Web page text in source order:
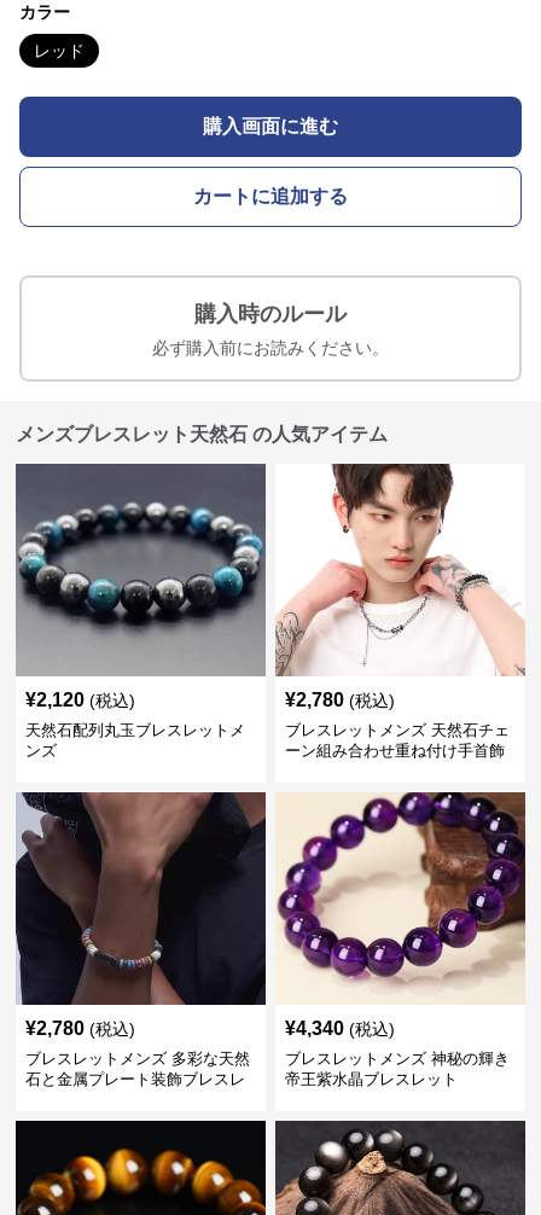
カラー
レッド
購入画面に進む
カートに追加する
購入時のルール
必ず購入前にお読みください。
メンズブレスレット天然石 の人気アイテム
¥2,120 (税込)
天然石配列丸玉ブレスレットメ
ンズ
¥2,780 (税込)
ブレスレットメンズ 天然石チェ
ーン組み合わせ重ね付け手首飾
¥2,780 (税込)
ブレスレットメンズ 多彩な天然
石と金属プレート装飾ブレスレ
¥4,340 (税込)
ブレスレットメンズ 神秘の輝き
帝王紫水晶ブレスレット